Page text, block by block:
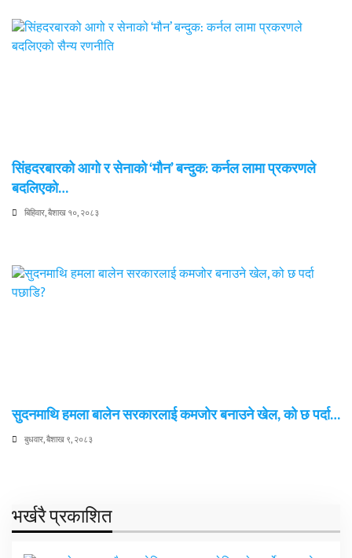
सिंहदरबारको आगो र सेनाको ‘मौन’ बन्दुक: कर्नल लामा प्रकरणले
बदलिएको…
बिहिवार, बैशाख १०, २०८३
सुदनमाथि हमला बालेन सरकारलाई कमजोर बनाउने खेल, को छ पर्दा…
बुधवार, बैशाख ९, २०८३
भर्खरै प्रकाशित